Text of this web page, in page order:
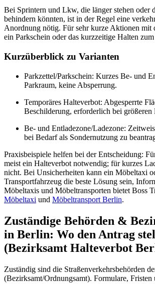
Bei Sprintern und Lkw, die länger stehen oder
behindern könnten, ist in der Regel eine
Anordnung nötig. Für sehr kurze Aktionen mit
ein Parkschein oder das kurzzeitige Halten
Kurzüberblick zu Varianten
Parkzettel/Parkschein: Kurzes Be- und
Parkraum, keine Absperrung.
Temporäres Halteverbot: Abgesperrte
Beschilderung, erforderlich bei größeren
Be- und Entladezone/Ladezone:
bei Bedarf als Sondernutzung zu
Praxisbeispiele helfen bei der Entscheidung:
meist ein Halteverbot notwendig; für kurzes
nicht. Bei Unsicherheiten kann ein Möbeltaxi
Transportfahrzeug die beste Lösung sein,
Möbeltaxis und Möbeltransporten bietet Boss
Möbeltaxi und Möbeltransport Berlin.
Zuständige Behörden &
in Berlin: Wo den Antrag
(Bezirksamt Halteverbot
Zuständig sind die Straßenverkehrsbehörden
(Bezirksamt/Ordnungsamt). Formulare,